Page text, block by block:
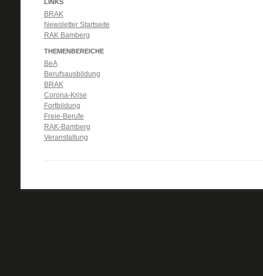
LINKS
BRAK
Newsletter Startseite
RAK Bamberg
THEMENBEREICHE
BeA
Berufsausbildung
BRAK
Corona-Krise
Fortbildung
Freie-Berufe
RAK-Bamberg
Veranstaltung